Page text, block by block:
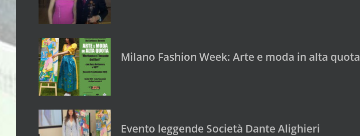
Milano Fashion Week: Arte e moda in alta quota
Evento leggende Società Dante Alighieri